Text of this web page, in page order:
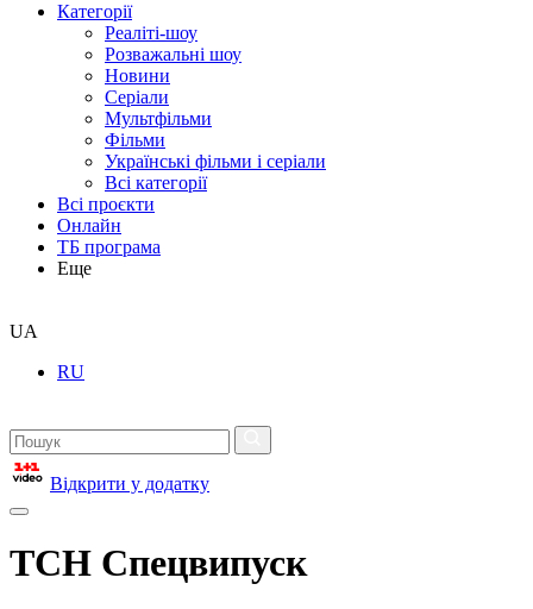
Категорії
Реаліті-шоу
Розважальні шоу
Новини
Серіали
Мультфільми
Фільми
Українські фільми і серіали
Всі категорії
Всі проєкти
Онлайн
ТБ програма
Еще
UA
RU
Відкрити у додатку
ТСН Спецвипуск